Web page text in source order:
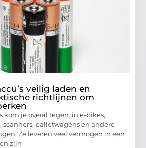
veilig laden en
richtlijnen om
kom je overal tegen: in e-bikes,
scanners, palletwagens en andere
Ze leveren veel vermogen in een
zijn